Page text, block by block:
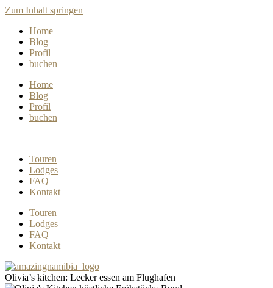
Zum Inhalt springen
Home
Blog
Profil
buchen
Home
Blog
Profil
buchen
Touren
Lodges
FAQ
Kontakt
Touren
Lodges
FAQ
Kontakt
Olivia’s kitchen: Lecker essen am Flughafen